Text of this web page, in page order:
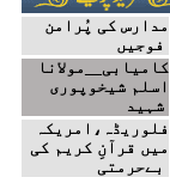
مدارس کی پُرامن
فوجیں
کامیابی__مولانا
اسلم شیخوپوری
شہید
فلوریڈہ،امریکہ
میں قرآنِ کریم کی
بےحرمتی